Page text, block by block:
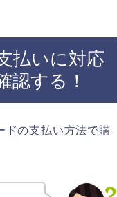
払いに対応
認する！
ドの支払い方法で購